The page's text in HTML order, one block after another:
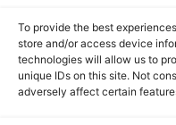
To provide the best
store and/or access device
technologies will allow us to
unique IDs on this site. Not
adversely affect certain